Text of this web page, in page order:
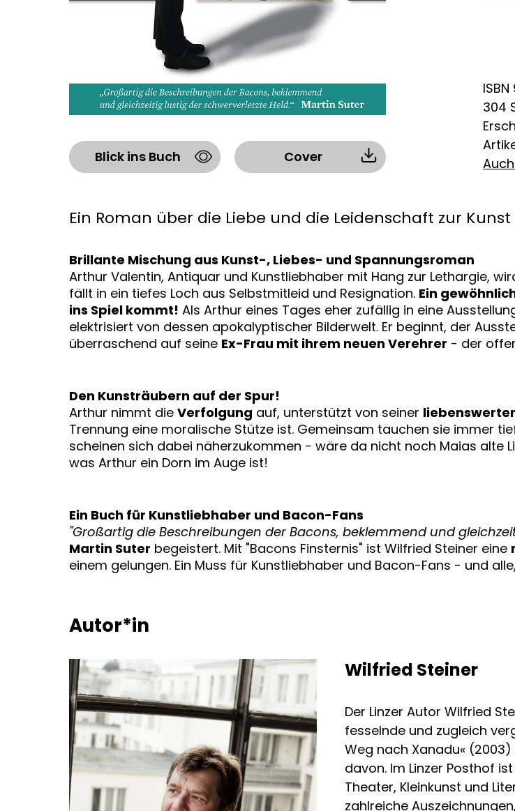
Blick ins Buch Cover
304
Ein Roman über die Liebe und die Leidenschaft zur
Brillante Mischung aus Kunst-, Liebes- und Spannungsroman
Arthur Valentin, Antiquar und Kunstliebhaber mit Hang zur Lethargie,
fällt in ein tiefes Loch aus Selbstmitleid und Resignation. Ein
ins Spiel kommt! Als Arthur eines Tages eher zufällig in eine
elektrisiert von dessen apokalyptischer Bilderwelt. Er beginnt, der
überraschend auf seine Ex-Frau mit ihrem neuen Verehrer - der
Den Kunsträubern auf der Spur!
Arthur nimmt die Verfolgung auf, unterstützt von seiner
Trennung eine moralische Stütze ist. Gemeinsam tauchen sie immer
scheinen sich dabei näherzukommen - wäre da nicht noch Maias alte
was Arthur ein Dorn im Auge ist!
Ein Buch für Kunstliebhaber und Bacon-Fans
"Großartig die Beschreibungen der Bacons, beklemmend und
Martin Suter begeistert. Mit "Bacons Finsternis" ist Wilfried Steiner eine
einem gelungen. Ein Muss für Kunstliebhaber und Bacon-Fans - und
Autor*in
Wilfried Steiner
Der Linzer Autor Wilfried
fesselnde und zugleich
Weg nach Xanadu« (2003)
davon. Im Linzer Posthof
Theater, Kleinkunst und
zahlreiche